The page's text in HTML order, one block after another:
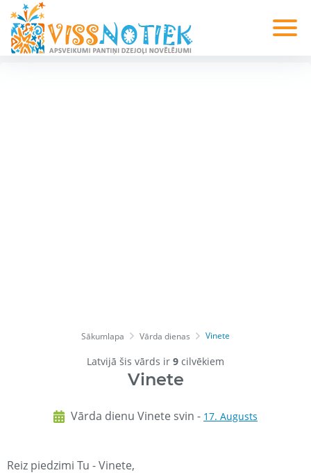
Sākumlapa Vārda dienas Vinete
Latvijā šis vārds ir 9 cilvēkiem
Vinete
Vārda dienu Vinete svin - 17. Augusts
Reiz piedzimi Tu - Vinete,